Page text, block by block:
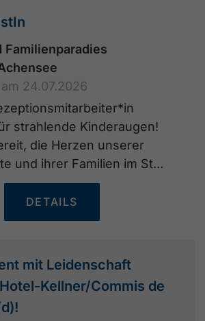
Familienparadies
24.07.2026
strahlende Kinderaugen!
die Herzen unserer
und ihrer Familien im St…
DETAILS
mit Leidenschaft
Kellner/Commis de